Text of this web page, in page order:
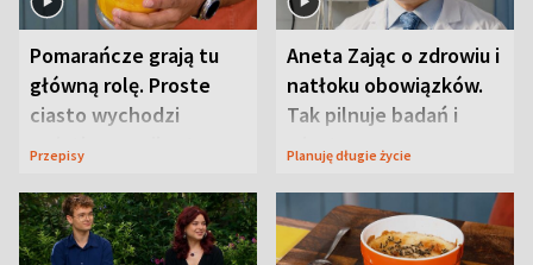
Pomarańcze grają tu
główną rolę. Proste
ciasto wychodzi
wyjątkowo wilgotne
Przepisy
Aneta Zając o zdrowiu i
natłoku obowiązków.
Tak pilnuje badań i
wizyt
Planuję długie życie